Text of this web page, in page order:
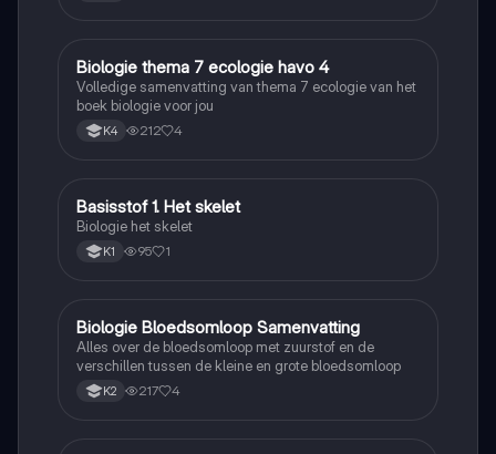
Biologie
Biologie thema 7 ecologie havo 4
Volledige samenvatting van thema 7 ecologie van het
boek biologie voor jou
K4 212 4
Biologie
Basisstof 1. Het skelet
Biologie het skelet
K1 95 1
Biologie
Biologie Bloedsomloop Samenvatting
Alles over de bloedsomloop met zuurstof en de
verschillen tussen de kleine en grote bloedsomloop
K2 217 4